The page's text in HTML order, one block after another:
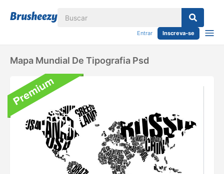
Entrar Inscreva-se
Mapa Mundial De Tipografia Psd